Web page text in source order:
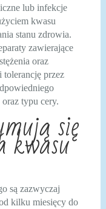
lub infekcje
kwasu
stanu zdrowia.
zawierające
oraz
tolerancję przez
typu cery.
się
kwasu
są zazwyczaj
kilku miesięcy do